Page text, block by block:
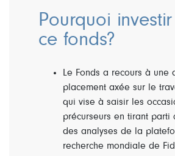
Pourquoi
ce fonds?
Le Fonds a recours à une
placement axée sur le
qui vise à saisir les
précurseurs en tirant parti
des analyses de la
recherche mondiale de